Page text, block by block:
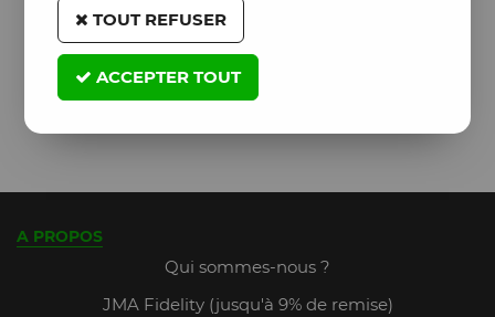
A PROPOS
Qui sommes-nous ?
JMA Fidelity (jusqu'à 9% de remise)
TOUT REFUSER
ACCEPTER TOUT